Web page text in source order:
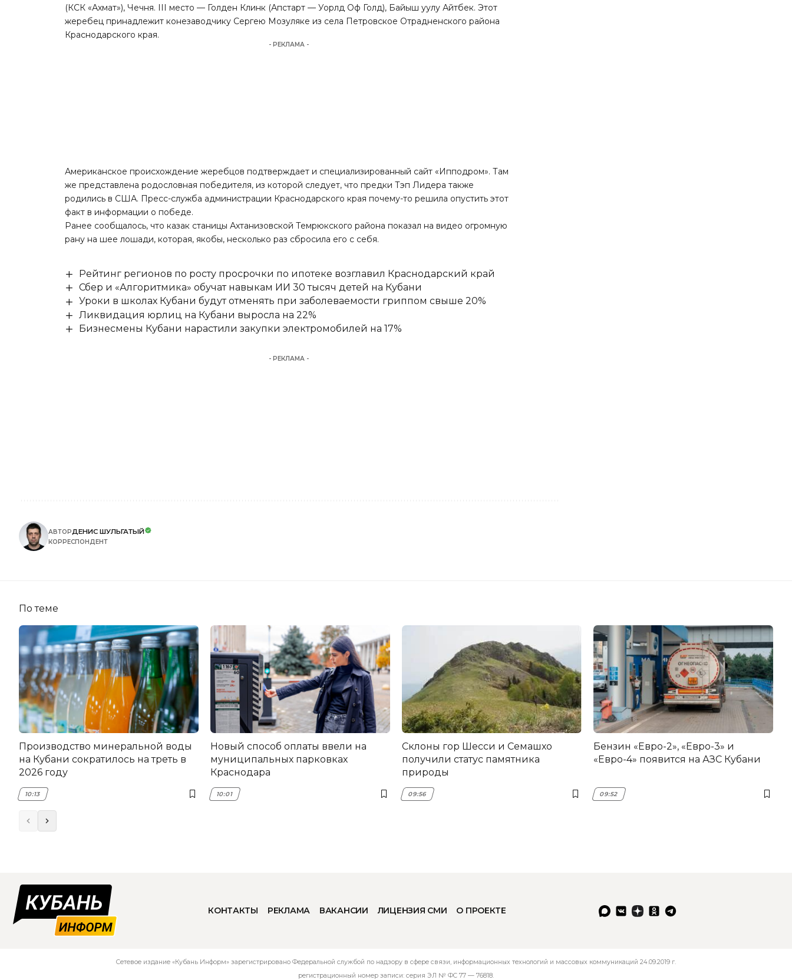
(КСК «Ахмат»), Чечня. III место — Голден Клинк (Апcтaрт — Уоpлд Oф Голд), Байыш уулу Айтбек. Этот
жеребец принадлежит конезаводчику Сергею Mозуляке из села Петровское Отрадненского района
Краснодарского края.
- РЕКЛАМА -
Американское происхождение жеребцов подтверждает и специализированный сайт «Ипподром». Там
же представлена родословная победителя, из которой следует, что предки Тэп Лидера также
родились в США. Пресс-служба администрации Краснодарского края почему-то решила опустить этот
факт в информации о победе.
Ранее сообщалось, что казак станицы Ахтанизовской Темрюкского района показал на видео огромную
рану на шее лошади, которая, якобы, несколько раз сбросила его с себя.
Рейтинг регионов по росту просрочки по ипотеке возглавил Краснодарский край
Сбер и «Алгоритмика» обучат навыкам ИИ 30 тысяч детей на Кубани
Уроки в школах Кубани будут отменять при заболеваемости гриппом свыше 20%
Ликвидация юрлиц на Кубани выросла на 22%
Бизнесмены Кубани нарастили закупки электромобилей на 17%
- РЕКЛАМА -
АВТОРДЕНИС ШУЛЬГАТЫЙ
КОРРЕСПОНДЕНТ
По теме
Производство минеральной воды
на Кубани сократилось на треть в
2026 году
10:13
Новый способ оплаты ввели на
муниципальных парковках
Краснодара
10:01
Склоны гор Шесси и Семашхо
получили статус памятника
природы
09:56
Бензин «Евро-2», «Евро-3» и
«Евро-4» появится на АЗС Кубани
09:52
КОНТАКТЫ РЕКЛАМА ВАКАНСИИ ЛИЦЕНЗИЯ СМИ О ПРОЕКТЕ
Сетевое издание «Кубань Информ» зарегистрировано Федеральной службой по надзору в сфере связи, информационных технологий и массовых коммуникаций 24.09.2019 г.
регистрационный номер записи: серия ЭЛ № ФС 77 — 76818.